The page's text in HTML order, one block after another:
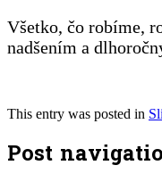
Všetko, čo robíme,
nadšením a
This entry was posted in
Post